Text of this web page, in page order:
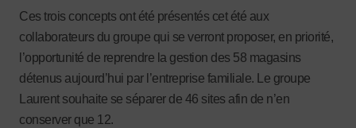
Ces trois concepts ont été présentés cet été aux
collaborateurs du groupe qui se verront proposer, en priorité,
l’opportunité de reprendre la gestion des 58 magasins
détenus aujourd’hui par l’entreprise familiale. Le groupe
Laurent souhaite se séparer de 46 sites afin de n’en
conserver que 12.